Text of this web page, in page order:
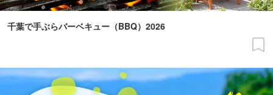
千葉で手ぶらバーベキュー（BBQ）2026